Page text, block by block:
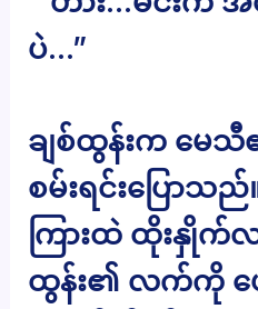
ပဲ…”
ချစ်ထွန်းက မေ
စမ်းရင်းပြောသ
ကြားထဲ ထိုးနှိုက်လ
ထွန်း၏ လက်ကို ပေ